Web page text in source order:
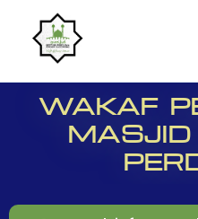
WAKAF
MASJID